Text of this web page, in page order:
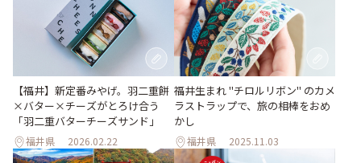
【福井】新定番みやげ。羽二重餅
×バター×チーズがとろけ合う
「羽二重バターチーズサンド」
福井県 2026.02.22
福井生まれ "チロルリボン" のカメ
ラストラップで、旅の相棒をおめ
かし
福井県 2025.11.03